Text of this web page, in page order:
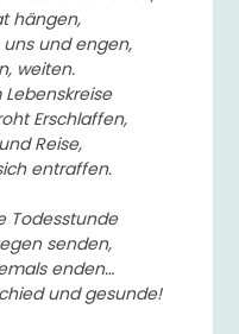
hängen,
und engen,
weiten.
Erschlaffen,
Reise,
entraffen.
Todesstunde
senden,
enden…
und gesunde!